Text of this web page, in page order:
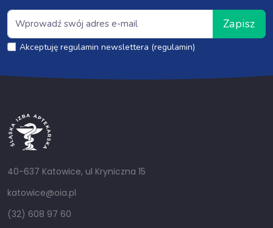
Zapisz
Akceptuję regulamin newslettera (regulamin)
40-637 Katowice, ul Kryniczna 15
katowice@oia.pl
(32) 608 97 60